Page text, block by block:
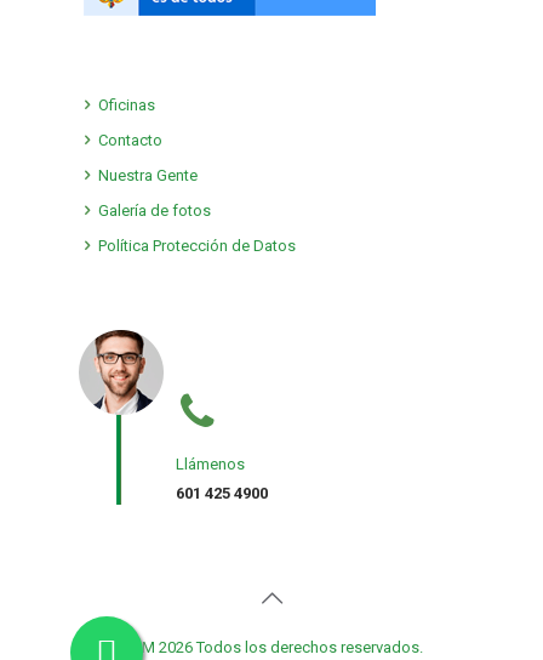
Oficinas
Contacto
Nuestra Gente
Galería de fotos
Política Protección de Datos
Llámenos
601 425 4900
TMM 2026 Todos los derechos reservados.